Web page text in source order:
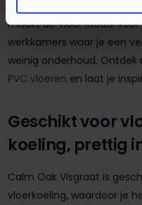
maakt de vloer ideaal
werkkamers waar je een
weinig onderhoud.
PVC vloeren en laat je
Geschikt voor
koeling, prettig
Calm Oak Visgraat is
vloerkoeling, waardoor je